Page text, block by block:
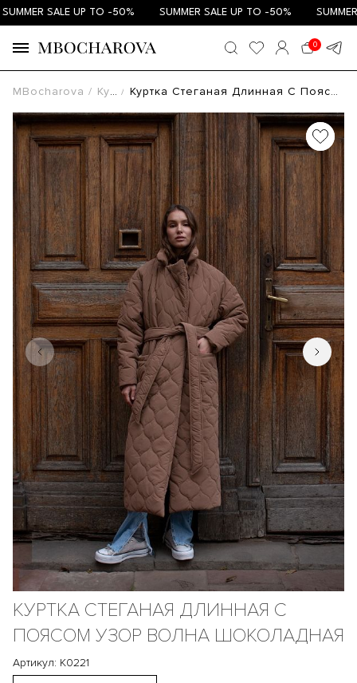
SALE UP TO -50% SUMMER SALE UP TO -50% SUMMER
0
MBocharova Куртки Куртка Стеганая Длинная С Поясом Узор Волна Шоколадная К0221
КУРТКА СТЕГАНАЯ ДЛИННАЯ С
ПОЯСОМ УЗОР ВОЛНА ШОКОЛАДНАЯ
Артикул: К0221